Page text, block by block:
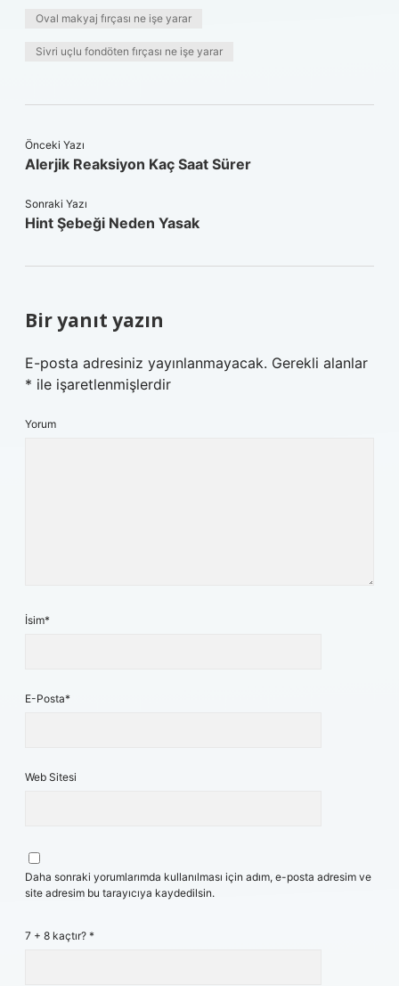
Oval makyaj fırçası ne işe yarar
Sivri uçlu fondöten fırçası ne işe yarar
Önceki Yazı
Alerjik Reaksiyon Kaç Saat Sürer
Sonraki Yazı
Hint Şebeği Neden Yasak
Bir yanıt yazın
E-posta adresiniz yayınlanmayacak. Gerekli alanlar
* ile işaretlenmişlerdir
Yorum
İsim*
E-Posta*
Web Sitesi
Daha sonraki yorumlarımda kullanılması için adım, e-posta adresim ve
site adresim bu tarayıcıya kaydedilsin.
7 + 8 kaçtır? *